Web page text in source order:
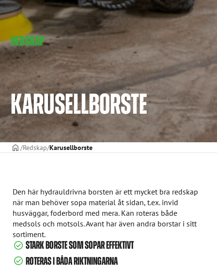
REDSKAP
KARUSELLBORSTE
STARTSIDAN
Redskap Karusellborste
Den här hydrauldrivna borsten är ett mycket bra redskap
när man behöver sopa material åt sidan, t.ex. invid
husväggar, foderbord med mera. Kan roteras både
medsols och motsols. Avant har även andra borstar i sitt
sortiment.
STARK BORSTE SOM SOPAR EFFEKTIVT
ROTERAS I BÅDA RIKTNINGARNA